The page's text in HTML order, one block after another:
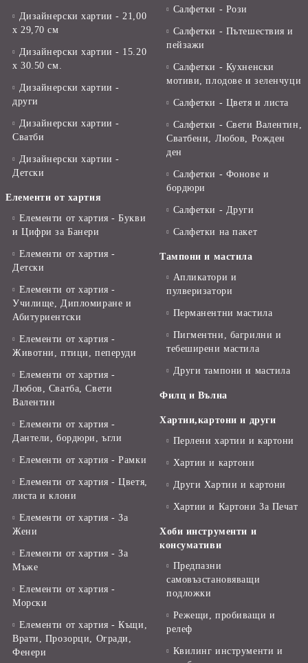
Дизайнерски хартии - 21,00
х 29,70 см
Дизайнерски хартии - 15.20
x 30.50 см.
Дизайнерски хартии -
други
Дизайнерски хартии -
Сватби
Дизайнерски хартии -
Детски
Елементи от хартия
Елементи от хартия - Букви
и Цифри за Банери
Елементи от хартия -
Детски
Елементи от хартия -
Училище, Дипломиране и
Абитуриентски
Елементи от хартия -
Животни, птици, пеперуди
Елементи от хартия -
Любов, Сватба, Свети
Валентин
Елементи от хартия -
Дантели, бордюри, ъгли
Елементи от хартия - Рамки
Елементи от хартия - Цветя,
листа и клони
Елементи от хартия - За
Жени
Елементи от хартия - За
Мъже
Елементи от хартия -
Морски
Елементи от хартия - Къщи,
Врати, Прозорци, Огради,
Фенери
Салфетки - Рози
Салфетки - Пътешествия и
пейзажи
Салфетки - Кухненски
мотиви, плодове и зеленчуци
Салфетки - Цветя и листа
Салфетки - Свети Валентин,
Сватбени, Любов, Рожден
ден
Салфетки - Фонове и
бордюри
Салфетки - Други
Салфетки на пакет
Тампони и мастила
Апликатори и
пулверизатори
Перманентни мастила
Пигментни, багрилни и
тебеширени мастила
Други тампони и мастила
Филц и Вълна
Хартии,картони и други
Перлени хартии и картони
Хартии и картони
Други Хартии и картони
Хартии и Картони За Печат
Хоби инструменти и
консумативи
Предпазни
самовъзстановяващи
подложки
Режещи, пробиващи и
релеф
Квилинг инструменти и